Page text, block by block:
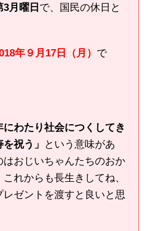
月曜日 で、国民の休日と
年９月17日（月） で
にわたり社会につくしてき
祝う」
という意味があ
はおじいちゃんたちのおか
れからも長生きしてね、
レゼントを渡すと良いと思